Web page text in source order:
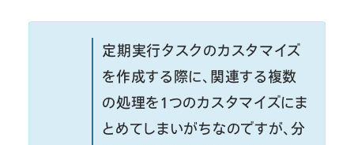
定期実行タスクのカスタマイズ
を作成する際に、関連する複数
の処理を1つのカスタマイズにま
とめてしまいがちなのですが、分